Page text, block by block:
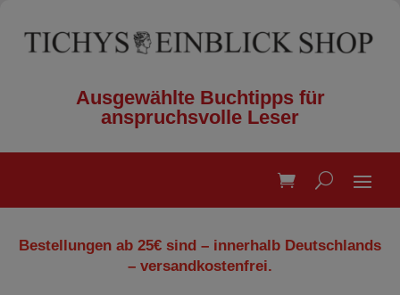
Ausgewählte Buchtipps für
anspruchsvolle Leser
Bestellungen ab 25€ sind – innerhalb Deutschlands
– versandkostenfrei.